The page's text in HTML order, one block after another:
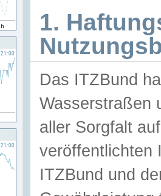
1.
Das ITZBund
Wasserstraßen
aller Sorgfalt
veröffentlichten
ITZBund und